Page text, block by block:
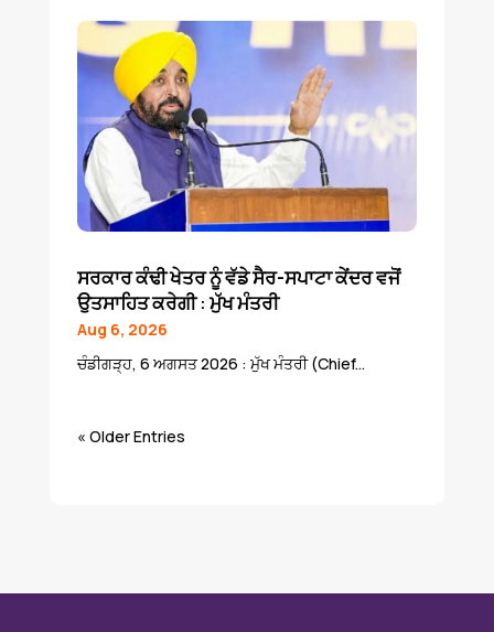
ਸਰਕਾਰ ਕੰਢੀ ਖੇਤਰ ਨੂੰ ਵੱਡੇ ਸੈਰ-ਸਪਾਟਾ ਕੇਂਦਰ ਵਜੋਂ
ਉਤਸਾਹਿਤ ਕਰੇਗੀ : ਮੁੱਖ ਮੰਤਰੀ
Aug 6, 2026
ਚੰਡੀਗੜ੍ਹ, 6 ਅਗਸਤ 2026 : ਮੁੱਖ ਮੰਤਰੀ (Chief...
« Older Entries